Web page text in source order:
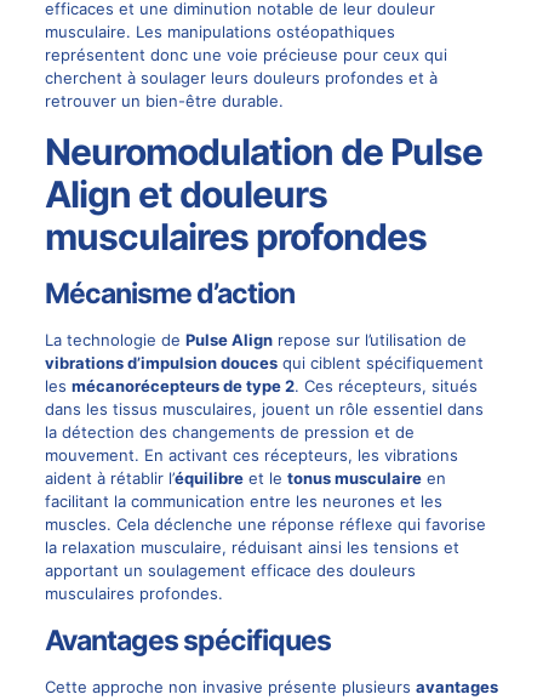
efficaces et une diminution notable de leur douleur
musculaire. Les manipulations ostéopathiques
représentent donc une voie précieuse pour ceux qui
cherchent à soulager leurs douleurs profondes et à
retrouver un bien-être durable.
Neuromodulation de Pulse
Align et douleurs
musculaires profondes
Mécanisme d’action
La technologie de Pulse Alignrepose sur l’utilisation de
vibrations d’impulsion doucesqui ciblent spécifiquement
les mécanorécepteurs de type 2. Ces récepteurs, situés
dans les tissus musculaires, jouent un rôle essentiel dans
la détection des changements de pression et de
mouvement. En activant ces récepteurs, les vibrations
aident à rétablir l’équilibreet le tonus musculaireen
facilitant la communication entre les neurones et les
muscles. Cela déclenche une réponse réflexe qui favorise
la relaxation musculaire, réduisant ainsi les tensions et
apportant un soulagement efficace des douleurs
musculaires profondes.
Avantages spécifiques
Cette approche non invasive présente plusieurs avantages